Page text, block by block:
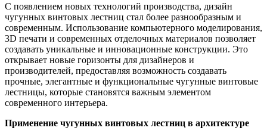
С появлением новых технологий производства, дизайн
чугунных винтовых лестниц стал более разнообразным и
современным. Использование компьютерного моделирования,
3D печати и современных отделочных материалов позволяет
создавать уникальные и инновационные конструкции. Это
открывает новые горизонты для дизайнеров и
производителей, предоставляя возможность создавать
прочные, элегантные и функциональные чугунные винтовые
лестницы, которые становятся важным элементом
современного интерьера.
Применение чугунных винтовых лестниц в архитектуре